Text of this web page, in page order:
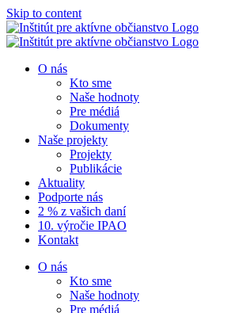
Skip to content
O nás
Kto sme
Naše hodnoty
Pre médiá
Dokumenty
Naše projekty
Projekty
Publikácie
Aktuality
Podporte nás
2 % z vašich daní
10. výročie IPAO
Kontakt
O nás
Kto sme
Naše hodnoty
Pre médiá